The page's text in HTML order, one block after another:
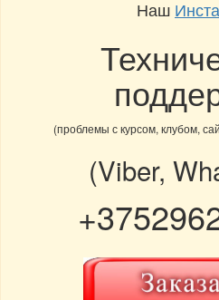
Наш
(проблемы с курсом, клубом,
(Viber,